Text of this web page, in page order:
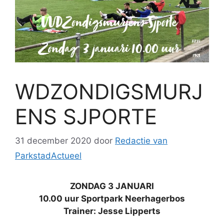
WDZONDIGSMURJ
ENS SJPORTE
31 december 2020 door Redactie van
ParkstadActueel
ZONDAG 3 JANUARI
10.00 uur Sportpark Neerhagerbos
Trainer: Jesse Lipperts